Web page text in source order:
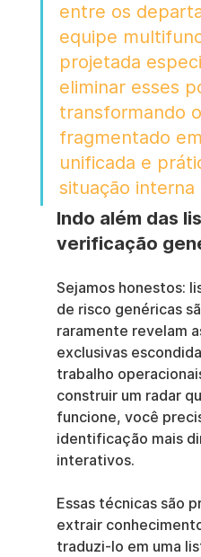
entre os
equipe
projetada
eliminar esses
transformando
fragmentado
unificada e
situação interna
Indo além das
verificação
Sejamos honestos:
de risco genéricas
raramente revelam
exclusivas
trabalho
construir um radar
funcione, você
identificação mais
interativos.
Essas técnicas são
extrair
traduzi-lo em uma